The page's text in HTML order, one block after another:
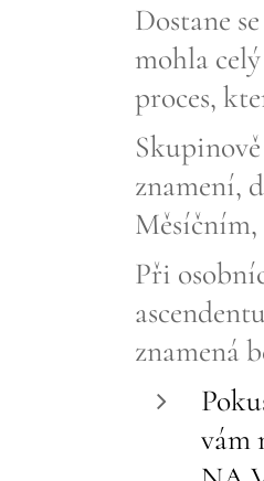
Dostane
mohla
proces,
znamení,
Měsíčním,
Při
znamená
vám